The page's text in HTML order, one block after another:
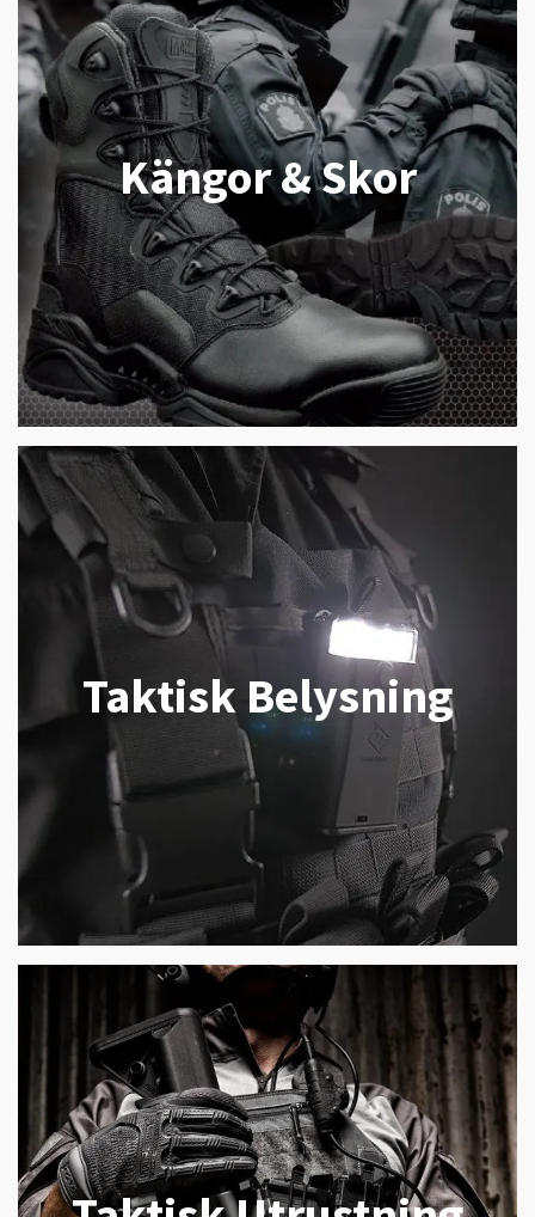
Kängor & Skor
Taktisk Belysning